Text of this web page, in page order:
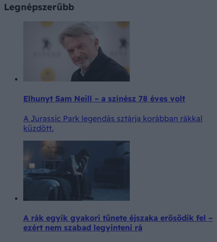
Legnépszerűbb
Elhunyt Sam Neill – a színész 78 éves volt
A Jurassic Park legendás sztárja korábban rákkal
küzdött.
A rák egyik gyakori tünete éjszaka erősödik fel –
ezért nem szabad legyinteni rá